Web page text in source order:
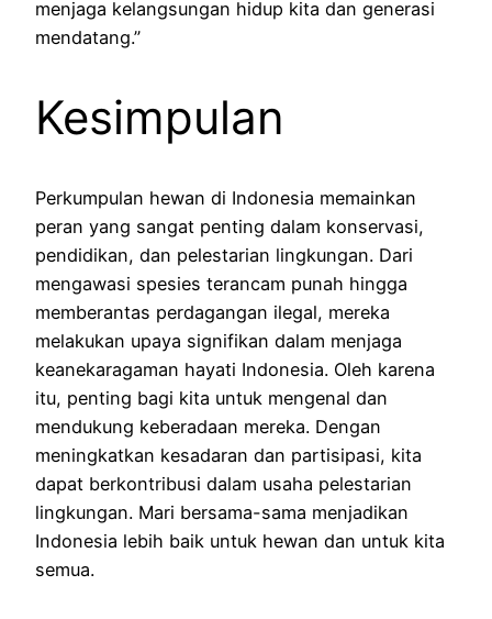
menjaga kelangsungan hidup kita dan generasi
mendatang.”
Kesimpulan
Perkumpulan hewan di Indonesia memainkan
peran yang sangat penting dalam konservasi,
pendidikan, dan pelestarian lingkungan. Dari
mengawasi spesies terancam punah hingga
memberantas perdagangan ilegal, mereka
melakukan upaya signifikan dalam menjaga
keanekaragaman hayati Indonesia. Oleh karena
itu, penting bagi kita untuk mengenal dan
mendukung keberadaan mereka. Dengan
meningkatkan kesadaran dan partisipasi, kita
dapat berkontribusi dalam usaha pelestarian
lingkungan. Mari bersama-sama menjadikan
Indonesia lebih baik untuk hewan dan untuk kita
semua.